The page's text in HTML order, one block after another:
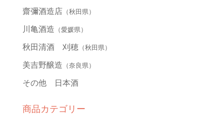
齋彌酒造店 （秋田県）
川亀酒造 （愛媛県）
秋田清酒 刈穂 （秋田県）
美吉野醸造 （奈良県）
その他 日本酒
商品カテゴリー